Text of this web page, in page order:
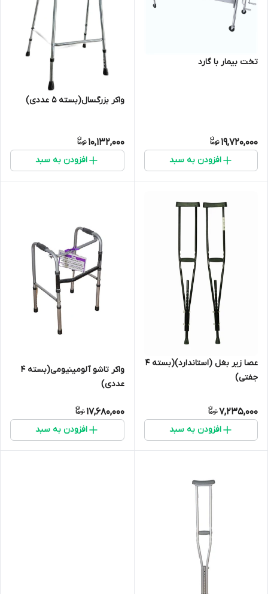
تخت بیمار با گارد
19,720,000
افزودن به سبد
واکر بزرگسال(بسته 5 عددی)
10,132,000
افزودن به سبد
عصا زیر بغل (استاندارد)(بسته 4
جفتی)
7,235,000
افزودن به سبد
واکر تاشو آلومینیومی(بسته 4
عددی)
17,680,000
افزودن به سبد